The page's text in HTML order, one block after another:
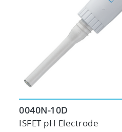
0040N-10D
ISFET pH Electrode